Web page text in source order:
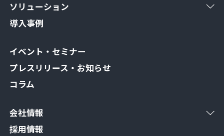
ソリューション
導入事例
イベント・セミナー
プレスリリース・お知らせ
コラム
会社情報
採用情報